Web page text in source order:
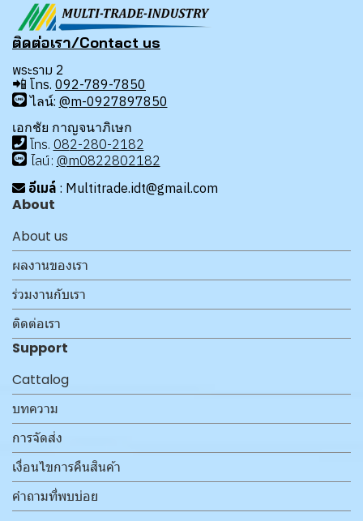
ติดต่อเรา/Contact us
พระราม 2
📲 โทร. 092-789-7850
ไลน์: @m-0927897850
เอกชัย กาญจนาภิเษก
โทร. 082-280-2182
ไลน์: @m0822802182
อีเมล์ : Multitrade.idt@gmail.com
About
About us
ผลงานของเรา
ร่วมงานกับเรา
ติดต่อเรา
Support
Cattalog
บทความ
การจัดส่ง
เงื่อนไขการคืนสินค้า
คำถามที่พบบ่อย